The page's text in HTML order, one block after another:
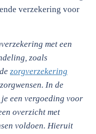
verzekering voor
met een
zoals
zorgverzekering
In de
een vergoeding voor
overzicht met
voldoen. Hieruit